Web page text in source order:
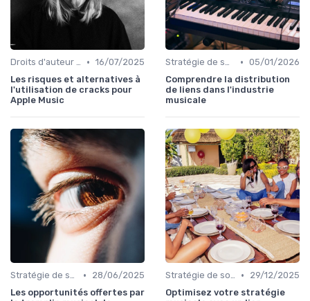
Droits d'auteur et SACEM • 16/07/2025
Les risques et alternatives à
l'utilisation de cracks pour
Apple Music
Stratégie de sortie et promotion • 05/01/2026
Comprendre la distribution
de liens dans l'industrie
musicale
Stratégie de sortie et promotion •
28/06/2025
Les opportunités offertes par
Stratégie de sortie et promotion •
29/12/2025
Optimisez votre stratégie